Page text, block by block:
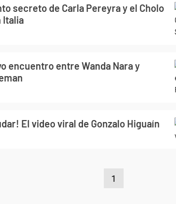
secreto de Carla Pereyra y el Cholo
Italia
encuentro entre Wanda Nara y
El video viral de Gonzalo Higuaín
1